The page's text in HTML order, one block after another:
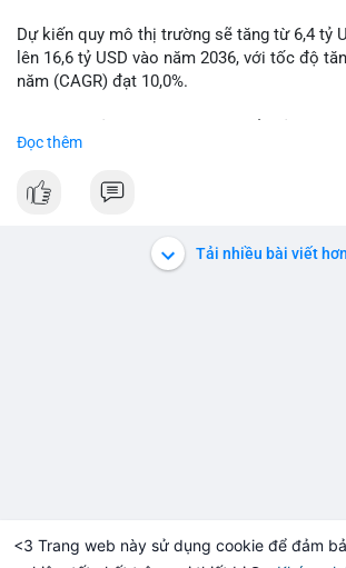
<3 Trang web này sử dụng cookie để đảm
coin (PENGU, CASHCAT) và tin cậy từ các
SOL). Rủi ro tăng nếu không có thông tin rõ
Dự kiến quy mô thị trường sẽ tăng từ 6,4 tỷ
lên 16,6 tỷ USD vào năm 2036, với tốc độ
năm (CAGR) đạt 10,0%.
trong các lĩnh vực ô tô, logistics và thiết bị
Doanh nghiệp cần theo dõi xu hướng này
Đọc thêm
Tải nhiều bài viết hơn